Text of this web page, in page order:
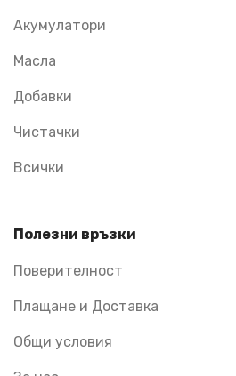
Акумулатори
Масла
Добавки
Чистачки
Всички
Полезни връзки
Поверителност
Плащане и Доставка
Общи условия